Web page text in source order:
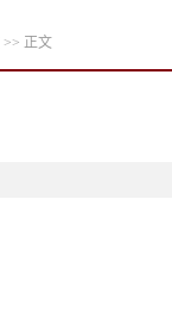
>> 正文